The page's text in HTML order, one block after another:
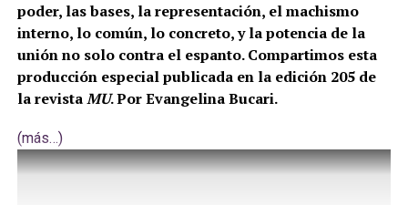
poder, las bases, la representación, el machismo
interno, lo común, lo concreto, y la potencia de la
unión no solo contra el espanto. Compartimos esta
producción especial publicada en la edición 205 de
la revistaMU. Por Evangelina Bucari.
(más…)